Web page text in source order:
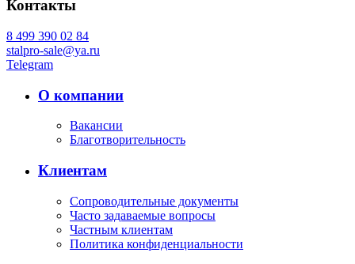
Контакты
8 499 390 02 84
stalpro-sale@ya.ru
Telegram
О компании
Вакансии
Благотворительность
Клиентам
Сопроводительные документы
Часто задаваемые вопросы
Частным клиентам
Политика конфиденциальности